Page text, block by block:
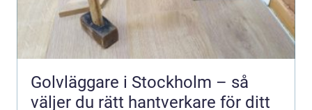
Golvläggare i Stockholm – så
väljer du rätt hantverkare för ditt